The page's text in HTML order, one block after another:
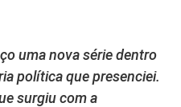
uma nova série dentro
política que presenciei.
surgiu com a